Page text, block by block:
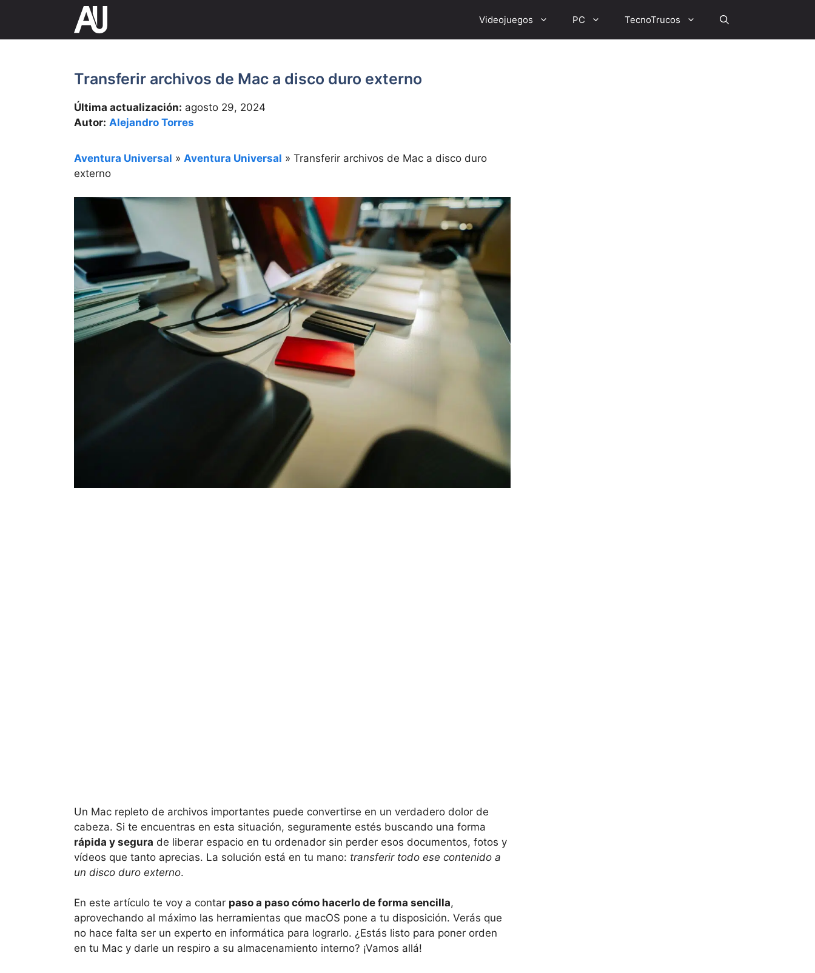
contenido
Videojuegos PC TecnoTrucos
Transferir archivos de Mac a disco duro externo
Última actualización: agosto 29, 2024
Autor: Alejandro Torres
Aventura Universal » Aventura Universal » Transferir archivos de Mac a disco duro
externo
Un Mac repleto de archivos importantes puede convertirse en un verdadero dolor de
cabeza. Si te encuentras en esta situación, seguramente estés buscando una forma
rápida y segura de liberar espacio en tu ordenador sin perder esos documentos, fotos y
vídeos que tanto aprecias. La solución está en tu mano: transferir todo ese contenido a
un disco duro externo.
En este artículo te voy a contar paso a paso cómo hacerlo de forma sencilla,
aprovechando al máximo las herramientas que macOS pone a tu disposición. Verás que
no hace falta ser un experto en informática para lograrlo. ¿Estás listo para poner orden
en tu Mac y darle un respiro a su almacenamiento interno? ¡Vamos allá!